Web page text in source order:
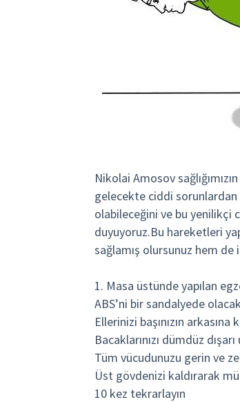
Nikolai Amosov
gelecekte ciddi sorunlardan
olabileceğini ve bu yenilikçi
duyuyoruz.Bu hareketleri
sağlamış olursunuz hem
1. Masa üstünde yapılan
ABS’ni bir sandalyede
Ellerinizi başınızın arkasına
Bacaklarınızı dümdüz
Tüm vücudunuzu gerin ve
Üst gövdenizi kaldırarak
10 kez tekrarlayın